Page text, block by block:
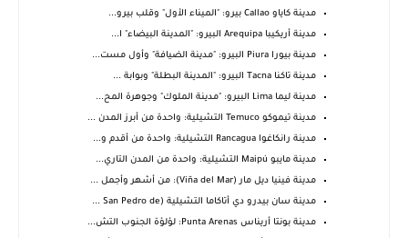
مدينة كاياو Callao بيرو: "الميناء الأول" وقلب بيرو...
مدينة أريكيبا Arequipa البيرو: "المدينة البيضاء" ا...
مدينة بيورا Piura البيرو: "مدينة الضيافة" وأول مست...
مدينة تاكنا Tacna البيرو: "المدينة البطلة" وبوابة ...
مدينة ليما Lima البيرو: "مدينة الملوك" وجوهرة المح...
مدينة تيموكو Temuco التشيلية: واحدة من أبرز المدن ...
مدينة رانكاغوا Rancagua التشيلية: واحدة من أقدم و...
مدينة مايبو Maipú التشيلية: واحدة من المدن التاري...
مدينة فينيا ديل مار (Viña del Mar): من أشهر وأجمل ...
مدينة سان بيدرو دي أتاكاما التشيلية (San Pedro de ...
مدينة بونتا أريناس Punta Arenas: لؤلؤة الجنوب التش...